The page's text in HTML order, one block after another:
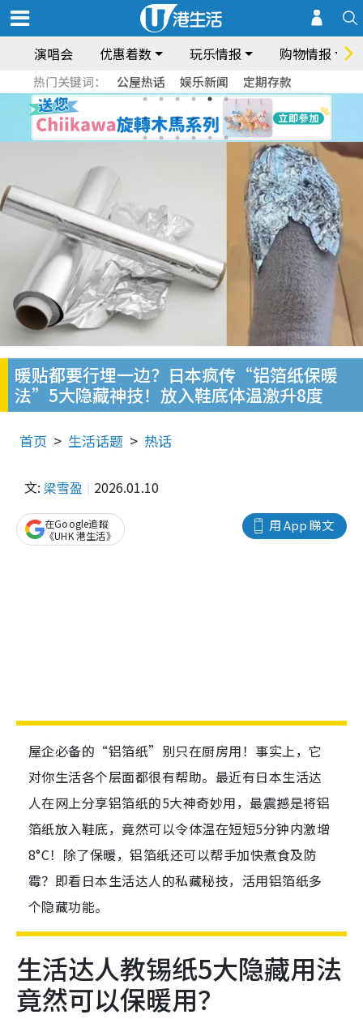
演唱会 优惠着数 玩乐情报 购物情报
热门关键词： 公屋热话 娱乐新闻 定期存款
暖贴都要行埋一边？日本疯传“铝箔纸保暖
法”5大隐藏神技！放入鞋底体温激升8度
首页 生活话题 热话
文: 梁雪盈 2026.01.10
用 App 睇文
在Google追蹤
《UHK 港生活》
屋企必备的“铝箔纸”别只在厨房用！事实上，它
对你生活各个层面都很有帮助。最近有日本生活达
人在网上分享铝箔纸的5大神奇妙用，最震撼是将铝
箔纸放入鞋底，竟然可以令体温在短短5分钟内激增
8°C！除了保暖，铝箔纸还可以帮手加快煮食及防
霉？即看日本生活达人的私藏秘技，活用铝箔纸多
个隐藏功能。
生活达人教锡纸5大隐藏用法
竟然可以保暖用？